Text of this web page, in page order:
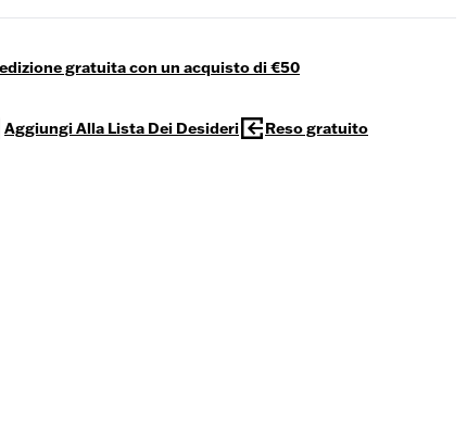
gratuita con un acquisto di €50
Aggiungi Alla Lista Dei Desideri Reso gratuito